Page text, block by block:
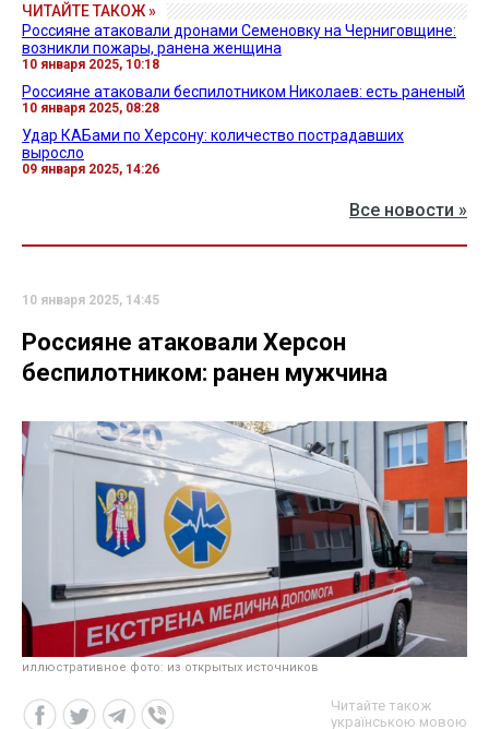
ЧИТАЙТЕ ТАКОЖ »
Россияне атаковали дронами Семеновку на Черниговщине:
возникли пожары, ранена женщина
10 января 2025, 10:18
Россияне атаковали беспилотником Николаев: есть раненый
10 января 2025, 08:28
Удар КАБами по Херсону: количество пострадавших
выросло
09 января 2025, 14:26
Все новости »
10 января 2025, 14:45
Россияне атаковали Херсон
беспилотником: ранен мужчина
иллюстративное фото: из открытых источников
Читайте також
українською мовою